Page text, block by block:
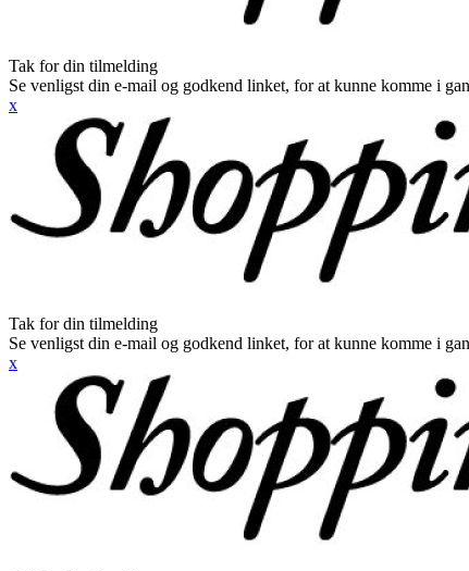
Tak for din tilmelding
Se venligst din e-mail og godkend linket, for at kunne komme i
x
Tak for din tilmelding
Se venligst din e-mail og godkend linket, for at kunne komme i
x